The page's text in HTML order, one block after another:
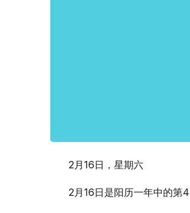
2月16日，星期六
2月16日是阳历一年中的第